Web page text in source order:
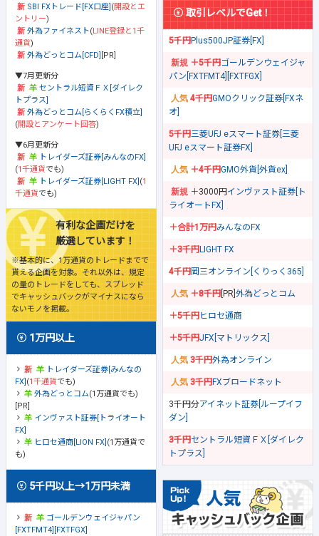
SBI FXトレード[FX口座] (開設とエ
ントリー)
外為ファイネスト(LINE登録と1千
通貨)
外為どっとコム[CFD] [PR]
▼7月更新分
セントラル短資ＦＸ[ダイレク
トプラス]
外為どっとコム[らくらくFX積立]
(開設とアンケート回答)
▼6月更新分
トレイダーズ証券[みんなのFX]
(1千通貨でも)
トレイダーズ証券[LIGHT FX] (1
千通貨でも)
有利な企画だけを
厳選しています！
※基本的に、1万通貨のトレードまでで
貰える企画を対象。それ以外は、規定
の量のトレードをしても、スプレッド
でキャッシュバックがマイナスになら
ないモノを掲載。
1万円以上
トレイダーズ証券[みんなの
FX] (1千通貨でも)
外為どっとコム(1万通貨でも)
[PR]
インヴァスト証券[トライオート
FX]
ヒロセ通商[LION FX] (1万通貨で
も)
5千円以上→1万円未満
ゴールデンウェイジャパン
[FXTFMT4][FXTFGX]
取引レベルでGet！
5千円Plus500JP証券[FX]
＋5千円ゴールデンウェイジャ
パン[FXTFMT4][FXTFGX]
4千円GMOクリック証券[FXネ
オ]
5千円三菱UFJ eスマート証券[三菱
UFJ eスマート証券FX]
＋4千円GMO外貨[外貨ex]
＋3000円 インヴァスト証券[ト
ライオートFX]
＋合計1万円みんなのFX
＋3千円LIGHT FX
4千円岡三オンライン[くりっく365]
＋8千円 [PR] 外為どっとコム
＋5千円ヒロセ通商
＋5千円JFX[マトリックス]
3千円外為オンライン
3千円FXブロードネット
3千円分アイネット証券[ループイフ
ダン]
3千円セントラル短資ＦＸ[ダイレク
トプラス]